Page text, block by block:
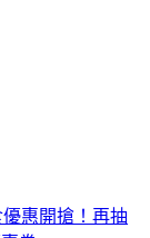
惠開搶！再抽